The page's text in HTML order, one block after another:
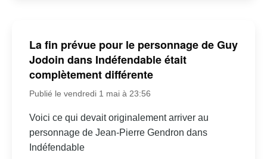
La fin prévue pour le personnage de Guy
Jodoin dans Indéfendable était
complètement différente
Publié le vendredi 1 mai à 23:56
Voici ce qui devait originalement arriver au
personnage de Jean-Pierre Gendron dans
Indéfendable